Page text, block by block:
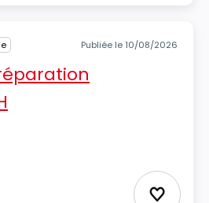
Publiée le 10/08/2026